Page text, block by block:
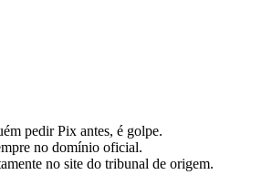
pedir Pix antes, é golpe.
no domínio oficial.
no site do tribunal de origem.